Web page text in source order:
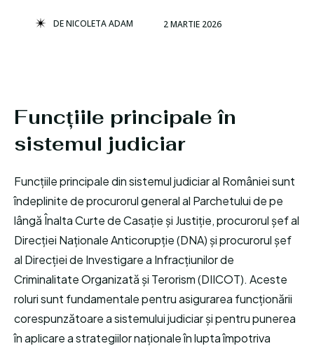
DENICOLETA ADAM 2 MARTIE 2026
Funcțiile principale în
sistemul judiciar
Funcțiile principale din sistemul judiciar al României sunt
îndeplinite de procurorul general al Parchetului de pe
lângă Înalta Curte de Casație și Justiție, procurorul șef al
Direcției Naționale Anticorupție (DNA) și procurorul șef
al Direcției de Investigare a Infracțiunilor de
Criminalitate Organizată și Terorism (DIICOT). Aceste
roluri sunt fundamentale pentru asigurarea funcționării
corespunzătoare a sistemului judiciar și pentru punerea
în aplicare a strategiilor naționale în lupta împotriva